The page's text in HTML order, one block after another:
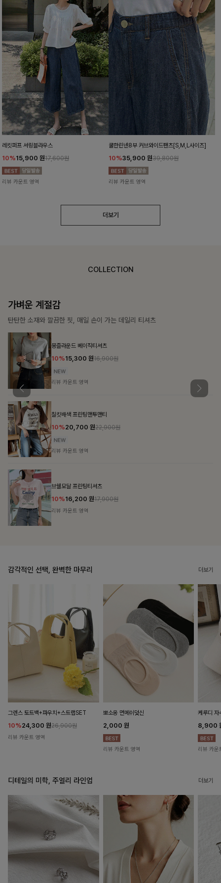
레킷퍼프 셔링블라우스
10%15,900 원17,600원
리뷰 카운트 영역
쿨한린넨8부 커브와이드팬츠[S,M,L사이즈]
10%35,900 원39,800원
리뷰 카운트 영역
더보기
COLLECTION
가장 쉬운 코디
특별한 날부터 일상까지 함께하는 룩
쥬빌스트링 포켓원피스
17%48,900원58,900원
리뷰 카운트 영역
블룬티 나시원피스+셔츠SET
15%31,900 원37,500원
리뷰 카운트 영역
감각적인 선택, 완벽한 마무리 더보기
그렌스 토트백+파우치+스트랩SET
10%24,300 원26,900원
리뷰 카운트 영역
뽀소옹 면메쉬덧신
2,000 원
리뷰 카운트 영역
케루디 자
8,900
리뷰 카운
디테일의 미학, 주얼리 라인업 더보기